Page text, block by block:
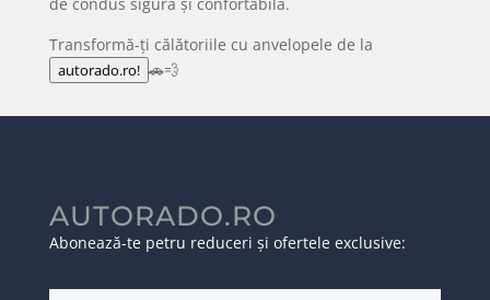
Transformă-ți călătoriile cu anvelopele de la
autorado.ro! 🚗💨
AUTORADO.RO
Abonează-te petru reduceri și ofertele exclusive: